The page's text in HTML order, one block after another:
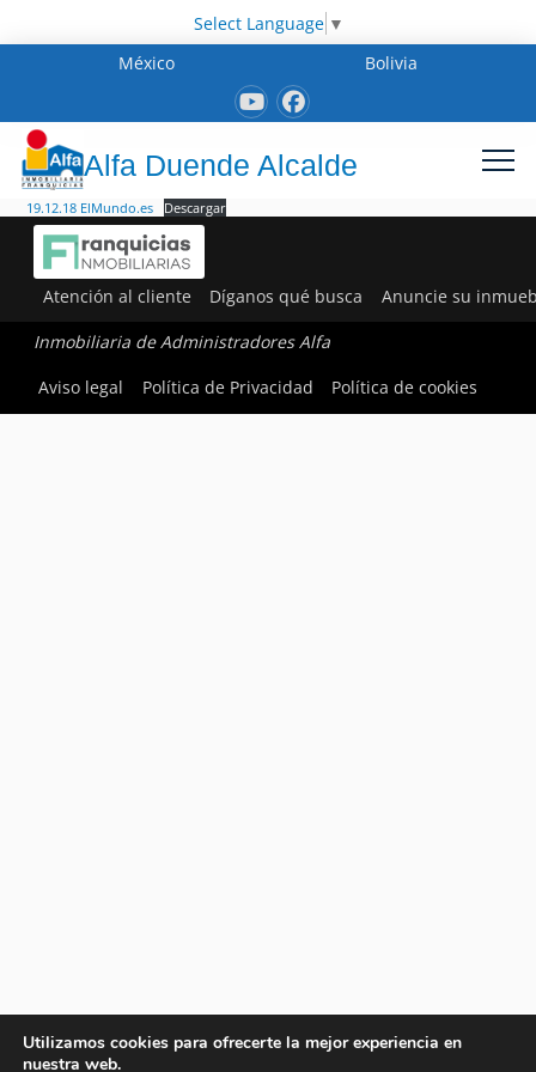
Select Language ▼
México
Bolivia
Alfa Duende Alcalde
19.12.18 ElMundo.es Descargar
Atención al cliente Díganos qué busca Anuncie su
Inmobiliaria de Administradores Alfa
Aviso legal
Política de Privacidad Política de cookies
Utilizamos cookies para ofrecerte la mejor experiencia en
nuestra web.